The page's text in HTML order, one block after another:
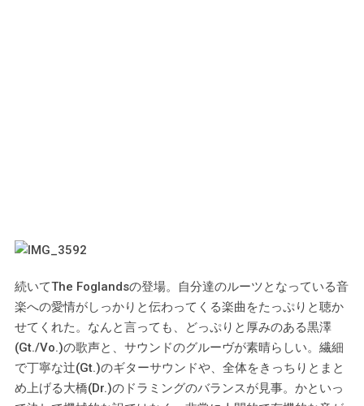
続いてThe Foglandsの登場。自分達のルーツとなっている音
楽への愛情がしっかりと伝わってくる楽曲をたっぷりと聴か
せてくれた。なんと言っても、どっぷりと厚みのある黒澤
(Gt./Vo.)の歌声と、サウンドのグルーヴが素晴らしい。繊細
で丁寧な辻(Gt.)のギターサウンドや、全体をきっちりとまと
め上げる大橋(Dr.)のドラミングのバランスが見事。かといっ